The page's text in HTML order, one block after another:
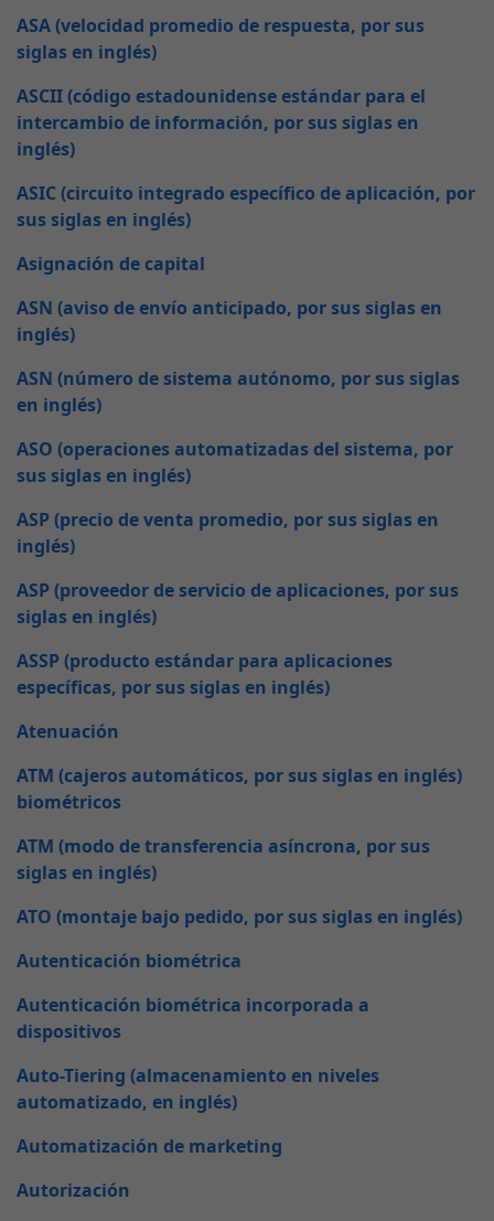
ASA (velocidad promedio de respuesta, por sus
siglas en inglés)
ASCII (código estadounidense estándar para el
intercambio de información, por sus siglas en
inglés)
ASIC (circuito integrado específico de aplicación, por
sus siglas en inglés)
Asignación de capital
ASN (aviso de envío anticipado, por sus siglas en
inglés)
ASN (número de sistema autónomo, por sus siglas
en inglés)
ASO (operaciones automatizadas del sistema, por
sus siglas en inglés)
ASP (precio de venta promedio, por sus siglas en
inglés)
ASP (proveedor de servicio de aplicaciones, por sus
siglas en inglés)
ASSP (producto estándar para aplicaciones
específicas, por sus siglas en inglés)
Atenuación
ATM (cajeros automáticos, por sus siglas en inglés)
biométricos
ATM (modo de transferencia asíncrona, por sus
siglas en inglés)
ATO (montaje bajo pedido, por sus siglas en inglés)
Autenticación biométrica
Autenticación biométrica incorporada a
dispositivos
Auto-Tiering (almacenamiento en niveles
automatizado, en inglés)
Automatización de marketing
Autorización